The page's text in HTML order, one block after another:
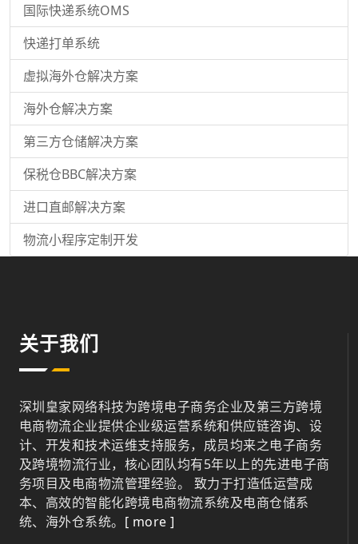
国际快递系统OMS
快递打单系统
虚拟海外仓解决方案
海外仓解决方案
第三方仓储解决方案
保税仓BBC解决方案
进口直邮解决方案
物流小程序定制开发
关于我们
深圳皇家网络科技为跨境电子商务企业及第三方跨境
电商物流企业提供企业级运营系统和供应链咨询、设
计、开发和技术运维支持服务，成员均来之电子商务
及跨境物流行业，核心团队均有5年以上的先进电子商
务项目及电商物流管理经验。 致力于打造低运营成
本、高效的智能化跨境电商物流系统及电商仓储系
统、海外仓系统。 [ more ]